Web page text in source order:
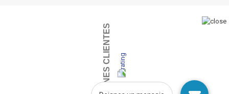
OPINIONES CLIENTES